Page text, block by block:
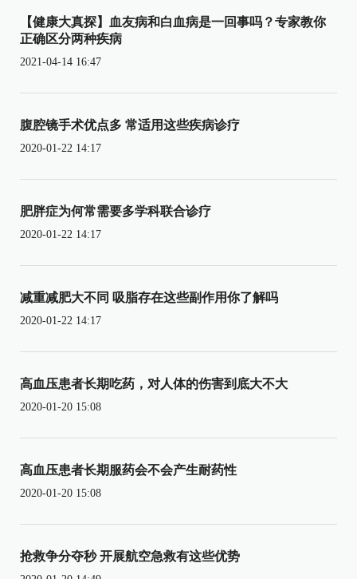
【健康大真探】血友病和白血病是一回事吗？专家教你
正确区分两种疾病
2021-04-14 16:47
腹腔镜手术优点多 常适用这些疾病诊疗
2020-01-22 14:17
肥胖症为何常需要多学科联合诊疗
2020-01-22 14:17
减重减肥大不同 吸脂存在这些副作用你了解吗
2020-01-22 14:17
高血压患者长期吃药，对人体的伤害到底大不大
2020-01-20 15:08
高血压患者长期服药会不会产生耐药性
2020-01-20 15:08
抢救争分夺秒 开展航空急救有这些优势